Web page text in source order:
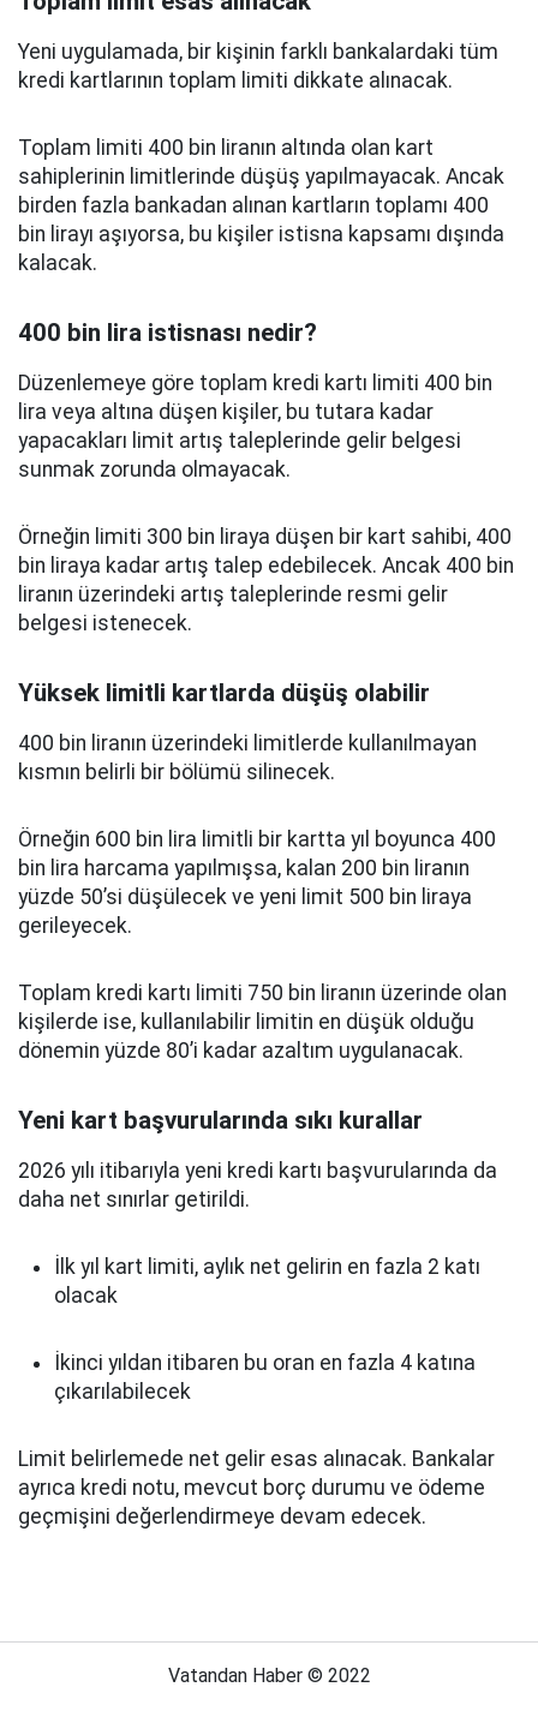
Yeni uygulamada, bir kişinin farklı bankalardaki tüm
kredi kartlarının toplam limiti dikkate alınacak.
Toplam limiti 400 bin liranın altında olan kart
sahiplerinin limitlerinde düşüş yapılmayacak. Ancak
birden fazla bankadan alınan kartların toplamı 400
bin lirayı aşıyorsa, bu kişiler istisna kapsamı dışında
kalacak.
400 bin lira istisnası nedir?
Düzenlemeye göre toplam kredi kartı limiti 400 bin
lira veya altına düşen kişiler, bu tutara kadar
yapacakları limit artış taleplerinde gelir belgesi
sunmak zorunda olmayacak.
Örneğin limiti 300 bin liraya düşen bir kart sahibi, 400
bin liraya kadar artış talep edebilecek. Ancak 400 bin
liranın üzerindeki artış taleplerinde resmi gelir
belgesi istenecek.
Yüksek limitli kartlarda düşüş olabilir
400 bin liranın üzerindeki limitlerde kullanılmayan
kısmın belirli bir bölümü silinecek.
Örneğin 600 bin lira limitli bir kartta yıl boyunca 400
bin lira harcama yapılmışsa, kalan 200 bin liranın
yüzde 50’si düşülecek ve yeni limit 500 bin liraya
gerileyecek.
Toplam kredi kartı limiti 750 bin liranın üzerinde olan
kişilerde ise, kullanılabilir limitin en düşük olduğu
dönemin yüzde 80’i kadar azaltım uygulanacak.
Yeni kart başvurularında sıkı kurallar
2026 yılı itibarıyla yeni kredi kartı başvurularında da
daha net sınırlar getirildi.
İlk yıl kart limiti, aylık net gelirin en fazla 2 katı
olacak
İkinci yıldan itibaren bu oran en fazla 4 katına
çıkarılabilecek
Limit belirlemede net gelir esas alınacak. Bankalar
ayrıca kredi notu, mevcut borç durumu ve ödeme
geçmişini değerlendirmeye devam edecek.
Vatandan Haber © 2022